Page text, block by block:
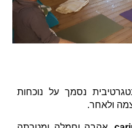
נסמך על נוכחות
ולאחר.